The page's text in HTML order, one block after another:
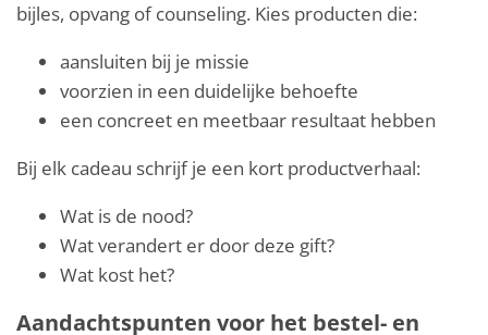
bijles, opvang of counseling. Kies producten die:
aansluiten bij je missie
voorzien in een duidelijke behoefte
een concreet en meetbaar resultaat hebben
Bij elk cadeau schrijf je een kort productverhaal:
Wat is de nood?
Wat verandert er door deze gift?
Wat kost het?
Aandachtspunten voor het bestel- en